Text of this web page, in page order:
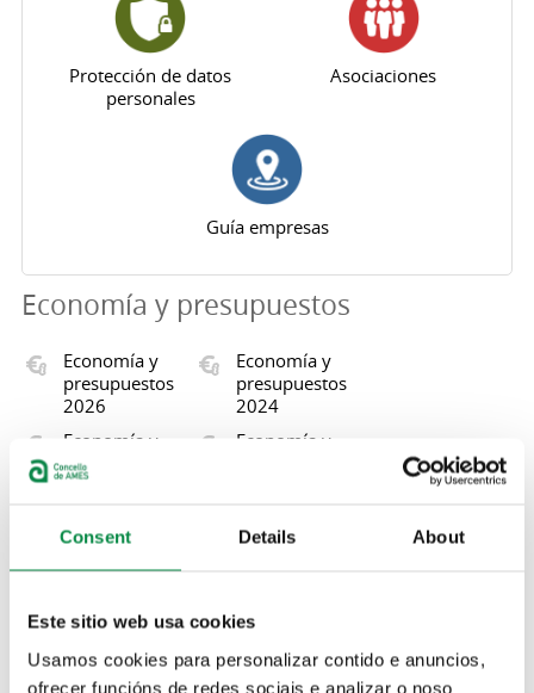
Consent Details About
Este sitio web usa cookies
Usamos cookies para personalizar contido e anuncios,
ofrecer funcións de redes sociais e analizar o noso
Protección de datos
personales
Asociaciones
Guía empresas
Economía y presupuestos
Economía y
presupuestos
2026
Economía y
presupuestos
2024
Economía y
presupuestos
2023
Economía y
presupuestos
2021
presupuestos
presupuestos
presupuestos
Economía y